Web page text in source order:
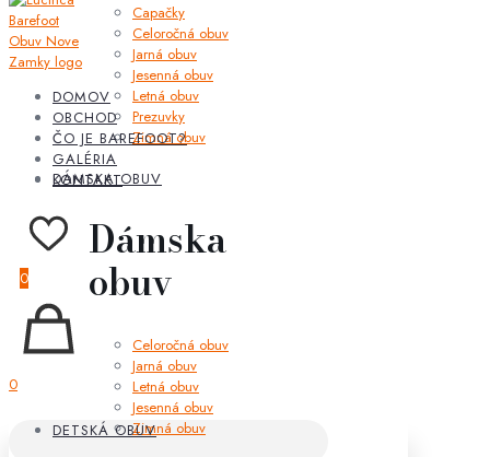
Capačky
Celoročná obuv
Jarná obuv
Jesenná obuv
Letná obuv
Prezuvky
Zimná obuv
DÁMSKA OBUV
Dámska
obuv
Celoročná obuv
Jarná obuv
Letná obuv
Jesenná obuv
Zimná obuv
DOMOV
OBCHOD
ČO JE BAREFOOT?
GALÉRIA
KONTAKT
0
0
DETSKÁ OBUV